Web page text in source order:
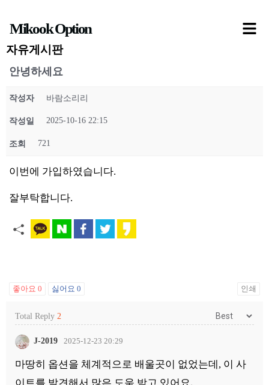
츠
Mikook Option
자유게시판
안녕하세요
작성자 바람소리리
작성일 2025-10-16 22:15
조회 721
이번에 가입하였습니다.
잘부탁합니다.
좋아요 0 싫어요 0 인쇄
Total Reply 2
J-2019 2025-12-23 20:29
마땅히 옵션을 체계적으로 배울곳이 없었는데, 이 사